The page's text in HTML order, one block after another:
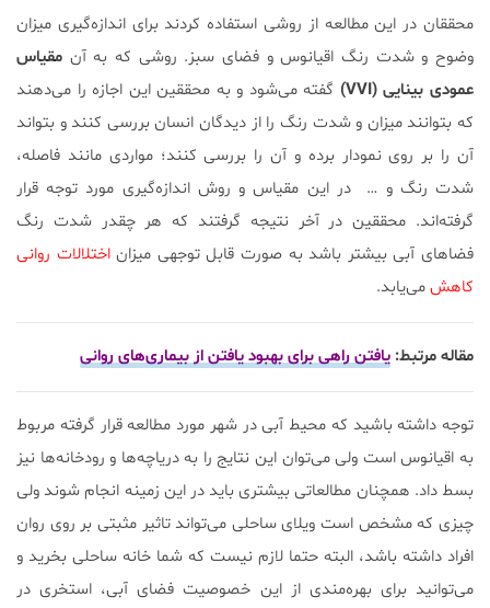
محققان در این مطالعه از روشی استفاده کردند برای اندازه‌گیری میزان
وضوح و شدت رنگ اقیانوس و فضای سبز. روشی که به آن مقیاس
عمودی بینایی (VVI)
گفته می‌شود و به محققین این اجازه را می‌دهند
که بتوانند میزان و شدت رنگ را از دیدگان انسان بررسی کنند و بتواند
آن را بر روی نمودار برده و آن را بررسی کنند؛ مواردی مانند فاصله،
شدت رنگ و … در این مقیاس و روش اندازه‌گیری مورد توجه قرار
گرفته‌اند. محققین در آخر نتیجه گرفتند که هر چقدر شدت رنگ
فضاهای آبی بیشتر باشد به صورت قابل توجهی میزاناختلالات روانی
کاهشمی‌یابد.
مقاله مرتبط: یافتن راهی برای بهبود یافتن از بیماری‌های روانی
توجه داشته باشید که محیط آبی در شهر مورد مطالعه قرار گرفته مربوط
به اقیانوس است ولی می‌توان این نتایج را به دریاچه‌ها و رودخانه‌ها نیز
بسط داد. همچنان مطالعاتی بیشتری باید در این زمینه انجام شوند ولی
چیزی که مشخص است ویلای ساحلی می‌تواند تاثیر مثبتی بر روی روان
افراد داشته باشد، البته حتما لازم نیست که شما خانه ساحلی بخرید و
می‌توانید برای بهره‌مندی از این خصوصیت فضای آبی، استخری در